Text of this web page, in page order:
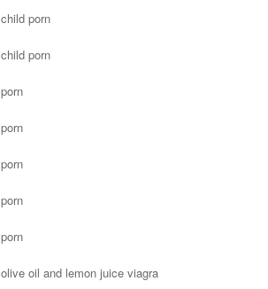
child porn
child porn
porn
porn
porn
porn
porn
olive oil and lemon juice viagra